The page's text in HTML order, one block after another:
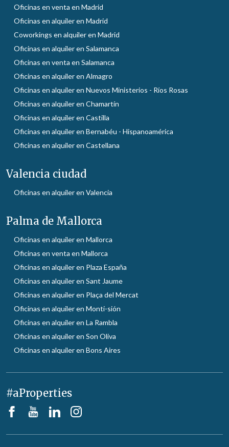
Oficinas en venta en Madrid
Oficinas en alquiler en Madrid
Coworkings en alquiler en Madrid
Oficinas en alquiler en Salamanca
Oficinas en venta en Salamanca
Oficinas en alquiler en Almagro
Oficinas en alquiler en Nuevos Ministerios - Ríos Rosas
Oficinas en alquiler en Chamartín
Oficinas en alquiler en Castilla
Oficinas en alquiler en Bernabéu - Hispanoamérica
Oficinas en alquiler en Castellana
Valencia ciudad
Oficinas en alquiler en Valencia
Palma de Mallorca
Oficinas en alquiler en Mallorca
Oficinas en venta en Mallorca
Oficinas en alquiler en Plaza España
Oficinas en alquiler en Sant Jaume
Oficinas en alquiler en Plaça del Mercat
Oficinas en alquiler en Monti-sión
Oficinas en alquiler en La Rambla
Oficinas en alquiler en Son Oliva
Oficinas en alquiler en Bons Aires
#aProperties